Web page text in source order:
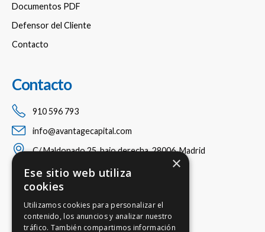
Documentos PDF
Defensor del Cliente
Contacto
Contacto
910 596 793
info@avantagecapital.com
C/ Maldonado 25, bajo derecha, 28006, Madrid
×
Ese sitio web utiliza
cookies
Utilizamos cookies para personalizar el
contenido, los anuncios y analizar nuestro
tráfico. También compartimos información